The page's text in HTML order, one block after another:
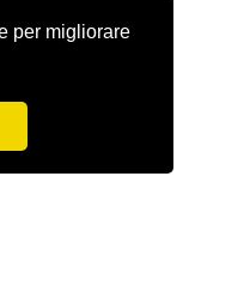
per migliorare